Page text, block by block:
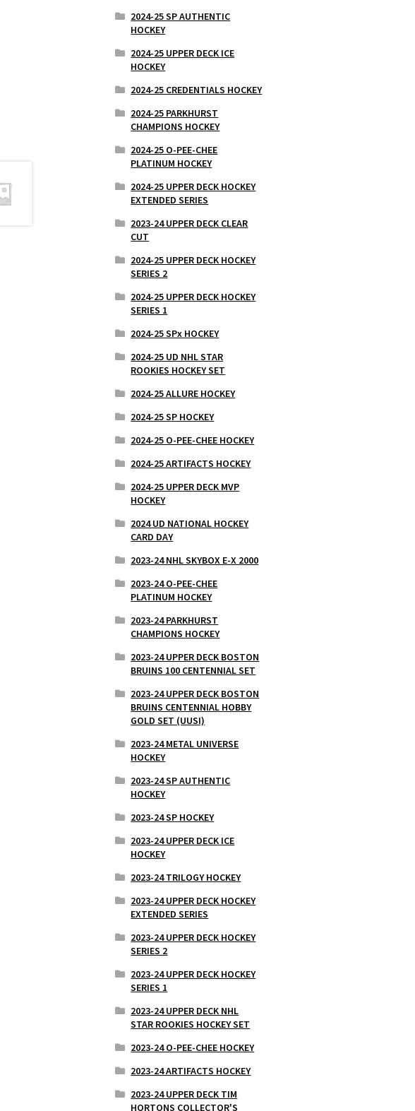
2024-25 SP AUTHENTIC
HOCKEY
2024-25 UPPER DECK ICE
HOCKEY
2024-25 CREDENTIALS HOCKEY
2024-25 PARKHURST
CHAMPIONS HOCKEY
2024-25 O-PEE-CHEE
PLATINUM HOCKEY
2024-25 UPPER DECK HOCKEY
EXTENDED SERIES
2023-24 UPPER DECK CLEAR
CUT
2024-25 UPPER DECK HOCKEY
SERIES 2
2024-25 UPPER DECK HOCKEY
SERIES 1
2024-25 SPx HOCKEY
2024-25 UD NHL STAR
ROOKIES HOCKEY SET
2024-25 ALLURE HOCKEY
2024-25 SP HOCKEY
2024-25 O-PEE-CHEE HOCKEY
2024-25 ARTIFACTS HOCKEY
2024-25 UPPER DECK MVP
HOCKEY
2024 UD NATIONAL HOCKEY
CARD DAY
2023-24 NHL SKYBOX E-X 2000
2023-24 O-PEE-CHEE
PLATINUM HOCKEY
2023-24 PARKHURST
CHAMPIONS HOCKEY
2023-24 UPPER DECK BOSTON
BRUINS 100 CENTENNIAL SET
2023-24 UPPER DECK BOSTON
BRUINS CENTENNIAL HOBBY
GOLD SET (UUSI)
2023-24 METAL UNIVERSE
HOCKEY
2023-24 SP AUTHENTIC
HOCKEY
2023-24 SP HOCKEY
2023-24 UPPER DECK ICE
HOCKEY
2023-24 TRILOGY HOCKEY
2023-24 UPPER DECK HOCKEY
EXTENDED SERIES
2023-24 UPPER DECK HOCKEY
SERIES 2
2023-24 UPPER DECK HOCKEY
SERIES 1
2023-24 UPPER DECK NHL
STAR ROOKIES HOCKEY SET
2023-24 O-PEE-CHEE HOCKEY
2023-24 ARTIFACTS HOCKEY
2023-24 UPPER DECK TIM
HORTONS COLLECTOR'S